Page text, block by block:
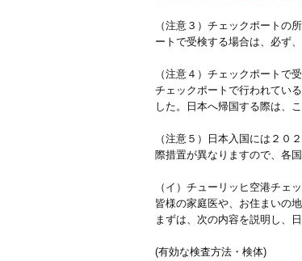
（注意３）チェックポートの
ートで受検する場合は、必ず
（注意４）チェックポートで
チェックポートで行われてい
した。日本へ帰国する際は、
（注意５）日本入国には２０
際措置が異なりますので、各
（イ）チューリッヒ空港チェ
皆様の家庭医や、お住まいの
まずは、次の内容を説明し、
(有効な検査方法・検体)